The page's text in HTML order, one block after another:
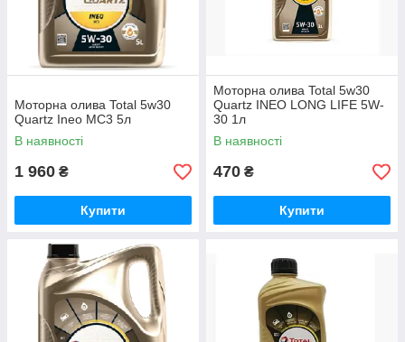
Моторна олива Total 5w30
Quartz Ineo MC3 5л
В наявності
1 960 ₴
Купити
Моторна олива Total 5w30
Quartz INEO LONG LIFE 5W-
30 1л
В наявності
470 ₴
Купити